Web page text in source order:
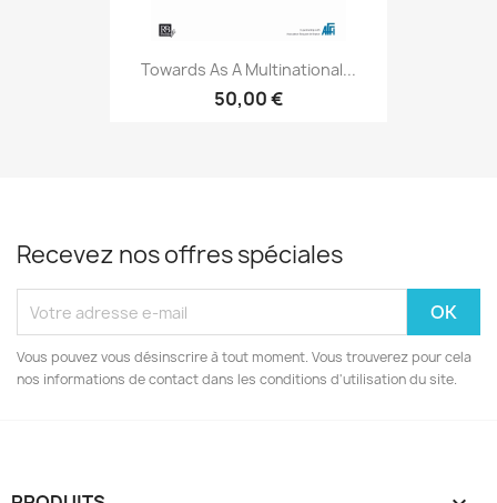
Towards As A Multinational...
50,00 €
Recevez nos offres spéciales
Vous pouvez vous désinscrire à tout moment. Vous trouverez pour cela
nos informations de contact dans les conditions d'utilisation du site.